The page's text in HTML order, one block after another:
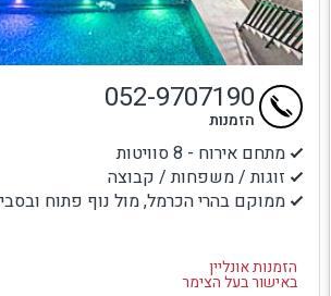
מתחם אירוח - 8 סוויטות
זוגות / משפחות / קבוצה
ממוקם בהרי הכרמל, מול נוף פתוח
הזמנות אונליין
באישור בעל הצימר
052-9707190
הזמנות